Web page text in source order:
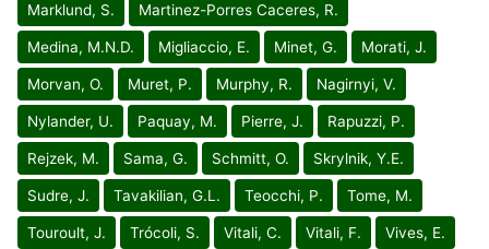
Marklund, S. Martinez-Porres Caceres, R.
Medina, M.N.D. Migliaccio, E. Minet, G. Morati, J.
Morvan, O. Muret, P. Murphy, R. Nagirnyi, V.
Nylander, U. Paquay, M. Pierre, J. Rapuzzi, P.
Rejzek, M. Sama, G. Schmitt, O. Skrylnik, Y.E.
Sudre, J. Tavakilian, G.L. Teocchi, P. Tome, M.
Touroult, J. Trócoli, S. Vitali, C. Vitali, F. Vives, E.